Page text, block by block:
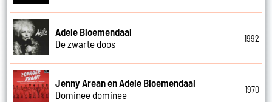
Adele Bloemendaal
De zwarte doos
1992
Jenny Arean en Adele Bloemendaal
Dominee dominee
1970